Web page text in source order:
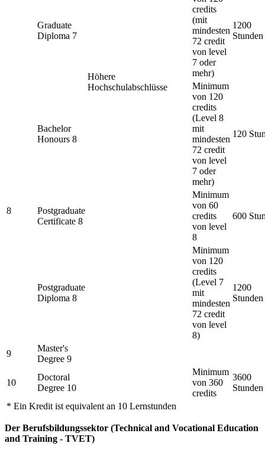
Höhere
Hochschulabschlüsse
Graduate
Diploma 7
credits
(mit
mindesten
72 credit
von level
7 oder
mehr)
1200
Stunden
8
Bachelor
Honours 8
Minimum
von 120
credits
(Level 8
mit
mindesten
72 credit
von level
7 oder
mehr)
120
Postgraduate
Certificate 8
Minimum
von 60
credits
von level
8
600
Postgraduate
Diploma 8
Minimum
von 120
credits
(Level 7
mit
mindesten
72 credit
von level
8)
1200
Stunden
9
Master's
Degree 9
10
Doctoral
Degree 10
Minimum
von 360
credits
3600
Stunden
* Ein Kredit ist equivalent an 10 Lernstunden
Der Berufsbildungssektor (Technical and Vocational Education
and Training - TVET)